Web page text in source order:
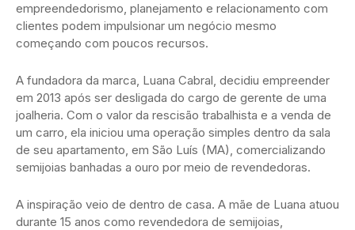
empreendedorismo, planejamento e relacionamento com
clientes podem impulsionar um negócio mesmo
começando com poucos recursos.
A fundadora da marca, Luana Cabral, decidiu empreender
em 2013 após ser desligada do cargo de gerente de uma
joalheria. Com o valor da rescisão trabalhista e a venda de
um carro, ela iniciou uma operação simples dentro da sala
de seu apartamento, em São Luís (MA), comercializando
semijoias banhadas a ouro por meio de revendedoras.
A inspiração veio de dentro de casa. A mãe de Luana atuou
durante 15 anos como revendedora de semijoias,